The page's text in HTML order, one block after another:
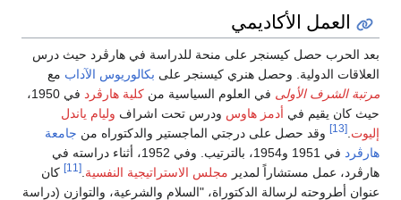
العمل الأكاديمي
بعد الحرب حصل كيسنجر على منحة للدراسة في هارڤرد حيث درس
العلاقات الدولية. وحصل هنري كيسنجر على بكالوريوس الآداب مع
مرتبة الشرف الأولى في العلوم السياسية من كلية هارڤرد
في 1950،
حيث كان يقيم في أدمز هاوس ودرس تحت اشراف وليام ياندل
إليوت [13] وقد حصل على درجتي الماجستير والدكتوراه من جامعة
هارڤرد
في 1951 و1954، بالترتيب. وفي 1952، أثناء دراسته في
هارڤرد، عمل مستشاراً لمدير مجلس الاستراتيجية النفسية [11]
كان
عنوان أطروحته لرسالة الدكتوراة، "السلام والشرعية، والتوازن (دراسة